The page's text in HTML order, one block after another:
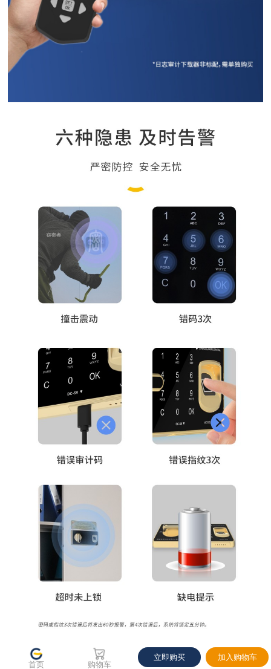
首页 购物车
立即购买 加入购物车
使用如下优惠，预计当前券后价 4800.00
关闭